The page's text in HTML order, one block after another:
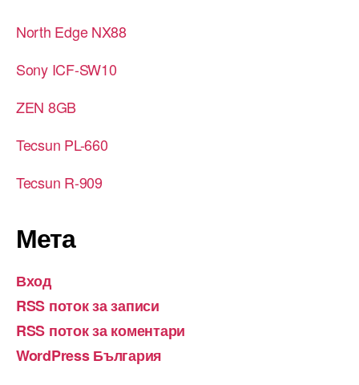
North Edge NX88
Sony ICF-SW10
ZEN 8GB
Tecsun PL-660
Tecsun R-909
Мета
Вход
RSS поток за записи
RSS поток за коментари
WordPress България